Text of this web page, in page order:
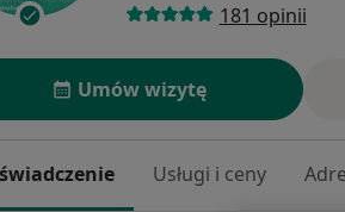
181 opinii
Umów wizytę
Usługi i ceny